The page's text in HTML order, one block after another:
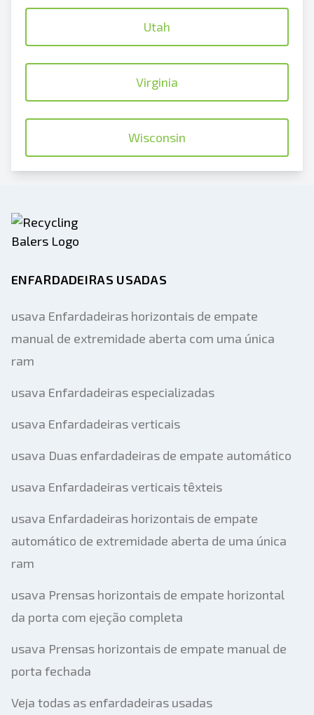
Utah
Virginia
Wisconsin
ENFARDADEIRAS USADAS
usava Enfardadeiras horizontais de empate
manual de extremidade aberta com uma única
ram
usava Enfardadeiras especializadas
usava Enfardadeiras verticais
usava Duas enfardadeiras de empate automático
usava Enfardadeiras verticais têxteis
usava Enfardadeiras horizontais de empate
automático de extremidade aberta de uma única
ram
usava Prensas horizontais de empate horizontal
da porta com ejeção completa
usava Prensas horizontais de empate manual de
porta fechada
Veja todas as enfardadeiras usadas